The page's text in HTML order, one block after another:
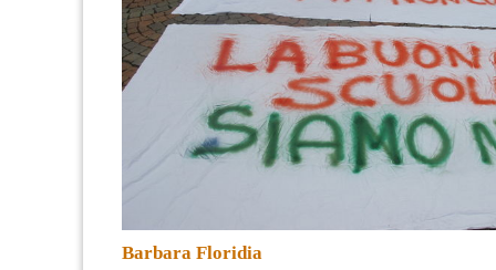
Barbara Floridia